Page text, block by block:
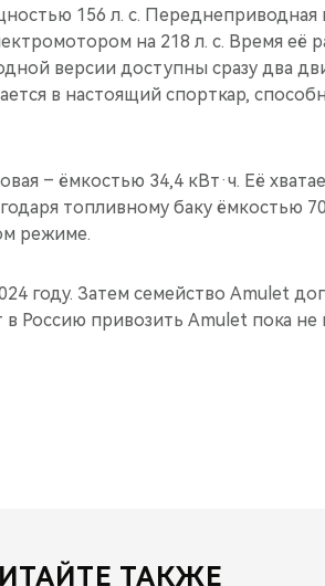
156 л. с. Переднеприводная
на 218 л. с. Время её
версии доступны сразу два
в настоящий спорткар,
– ёмкостью 34,4 кВт·ч. Её
топливному баку ёмкостью
режиме.
году. Затем семейство Amulet
Россию привозить Amulet пока не
ТАКЖЕ